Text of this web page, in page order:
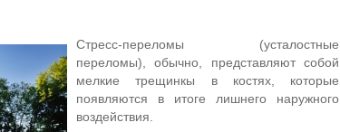
ЭНДОКРИНОЛОГИЯ
Стресс-переломы (усталостные
переломы), обычно, представляют собой
мелкие трещинкы в костях, которые
появляются в итоге лишнего наружного
воздействия.